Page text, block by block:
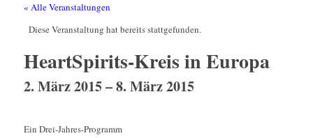
« Alle Veranstaltungen
Diese Veranstaltung hat bereits stattgefunden.
HeartSpirits-Kreis in Europa
2. März 2015–8. März 2015
Ein Drei-Jahres-Programm